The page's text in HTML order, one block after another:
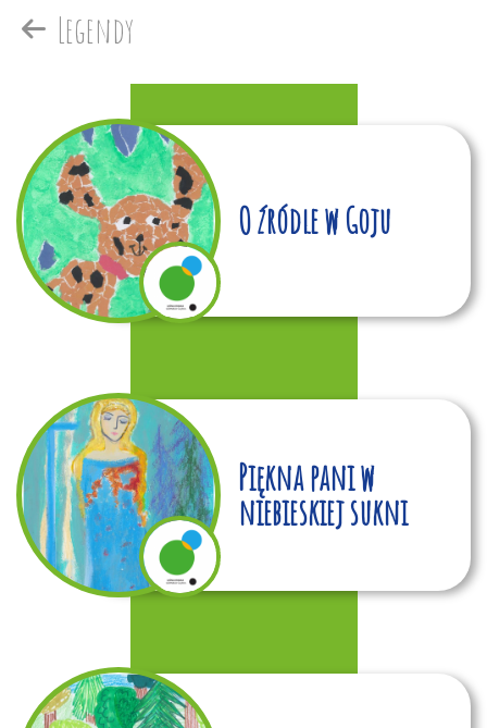
Legendy
O źródle w Goju
Piękna pani w
niebieskiej sukni